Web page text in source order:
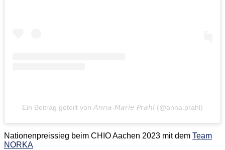
Ein Beitrag geteilt von 𝘈𝘯𝘯𝘢-𝘔𝘢𝘳𝘪𝘦 𝘗𝘳𝘢𝘩𝘭 (@anna.prahl)
Nationenpreissieg beim CHIO Aachen 2023 mit dem Team
NORKA